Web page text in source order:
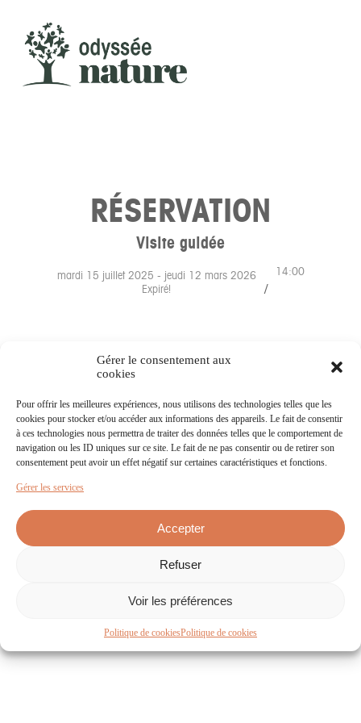
Gérer le consentement aux
cookies
Pour offrir les meilleures expériences, nous utilisons des technologies telles que les
cookies pour stocker et/ou accéder aux informations des appareils. Le fait de consentir
à ces technologies nous permettra de traiter des données telles que le comportement de
navigation ou les ID uniques sur ce site. Le fait de ne pas consentir ou de retirer son
consentement peut avoir un effet négatif sur certaines caractéristiques et fonctions.
Gérer les services
Accepter
Refuser
Voir les préférences
Politique de cookiesPolitique de cookies
RÉSERVATION
Visite guidée
mardi 15 juillet 2025 - jeudi 12 mars 2026
Expiré!
/
14:00
CONTACTEZ NOUS
79250 Nueil-les-Aubiers
ÉCRIVEZ-NOUS